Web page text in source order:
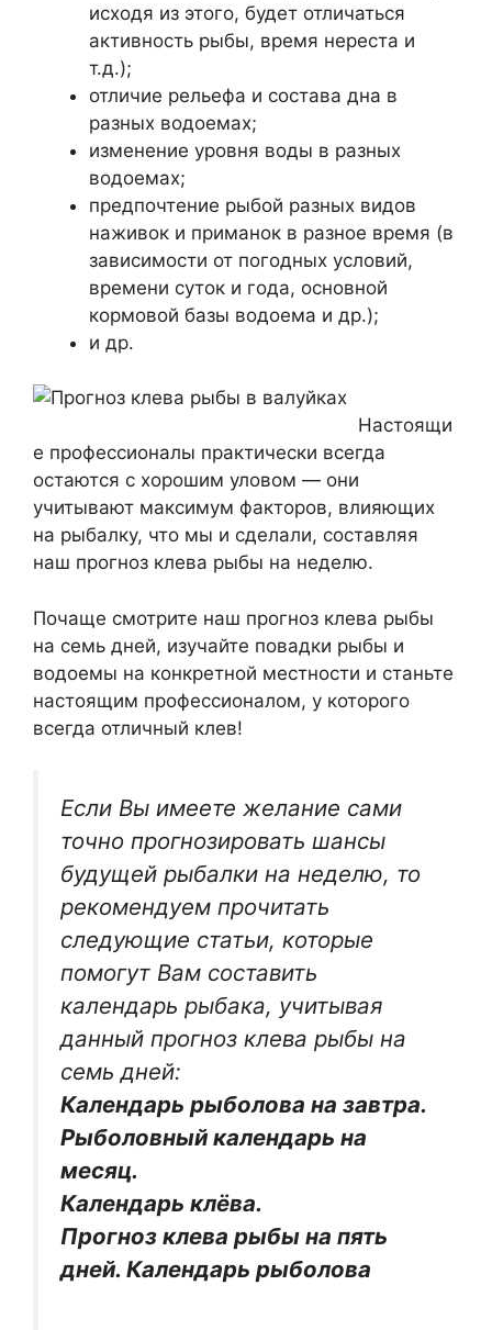
исходя из этого, будет отличаться
активность рыбы, время нереста и
т.д.);
отличие рельефа и состава дна в
разных водоемах;
изменение уровня воды в разных
водоемах;
предпочтение рыбой разных видов
наживок и приманок в разное время (в
зависимости от погодных условий,
времени суток и года, основной
кормовой базы водоема и др.);
и др.
Настоящи
е профессионалы практически всегда
остаются с хорошим уловом — они
учитывают максимум факторов, влияющих
на рыбалку, что мы и сделали, составляя
наш прогноз клева рыбы на неделю.
Почаще смотрите наш прогноз клева рыбы
на семь дней, изучайте повадки рыбы и
водоемы на конкретной местности и станьте
настоящим профессионалом, у которого
всегда отличный клев!
Если Вы имеете желание сами
точно прогнозировать шансы
будущей рыбалки на неделю, то
рекомендуем прочитать
следующие статьи, которые
помогут Вам составить
календарь рыбака, учитывая
данный прогноз клева рыбы на
семь дней:
Календарь рыболова на завтра.
Рыболовный календарь на
месяц.
Календарь клёва.
Прогноз клева рыбы на пять
дней. Календарь рыболова